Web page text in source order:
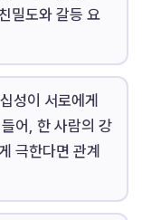
밀도와 갈등 요
성이 서로에게
어, 한 사람의 강
극한다면 관계